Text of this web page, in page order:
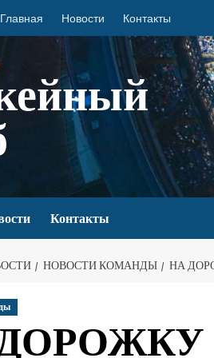
Главная Новости Контакты
Контакты
НОВОСТИ КОМАНДЫ НА